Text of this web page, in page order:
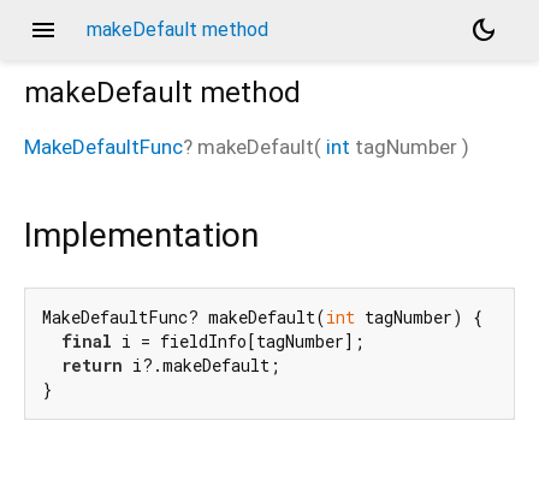
menu makeDefault method
dark_mode
makeDefault method
MakeDefaultFunc? makeDefault( int tagNumber )
Implementation
MakeDefaultFunc? makeDefault(int tagNumber) {
final i = fieldInfo[tagNumber];
return i?.makeDefault;
}